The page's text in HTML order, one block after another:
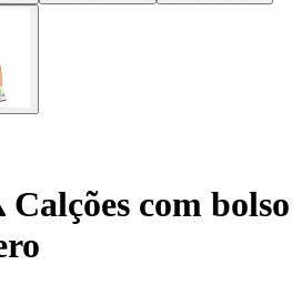
Calções com bolso